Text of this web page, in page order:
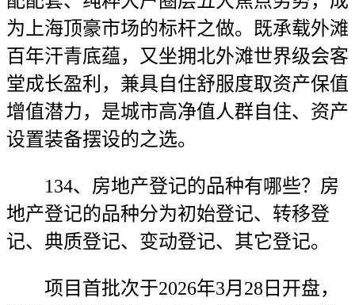
为上海顶豪市场的标杆之做。既承载外滩
百年汗青底蕴，又坐拥北外滩世界级会客
堂成长盈利，兼具自住舒服度取资产保值
增值潜力，是城市高净值人群自住、资产
设置装备摆设的之选。
134、房地产登记的品种有哪些？房
地产登记的品种分为初始登记、转移登
记、典质登记、变动登记、其它登记。
项目首批次于2026年3月28日开盘，